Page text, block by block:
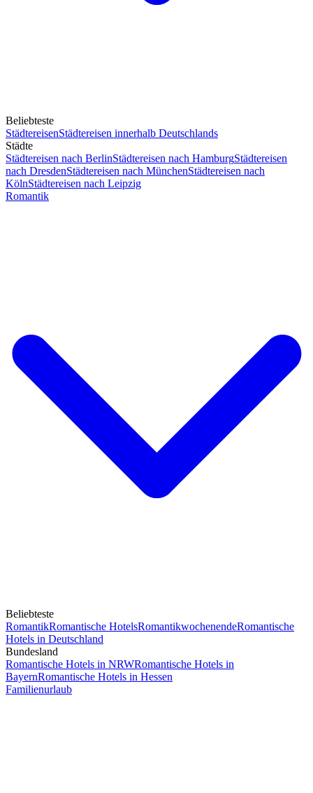
Beliebteste
StädtereisenStädtereisen innerhalb Deutschlands
Städte
Städtereisen nach BerlinStädtereisen nach HamburgStädtereisen
nach DresdenStädtereisen nach MünchenStädtereisen nach
KölnStädtereisen nach Leipzig
Romantik
Beliebteste
RomantikRomantische HotelsRomantikwochenendeRomantische
Hotels in Deutschland
Bundesland
Romantische Hotels in NRWRomantische Hotels in
BayernRomantische Hotels in Hessen
Familienurlaub